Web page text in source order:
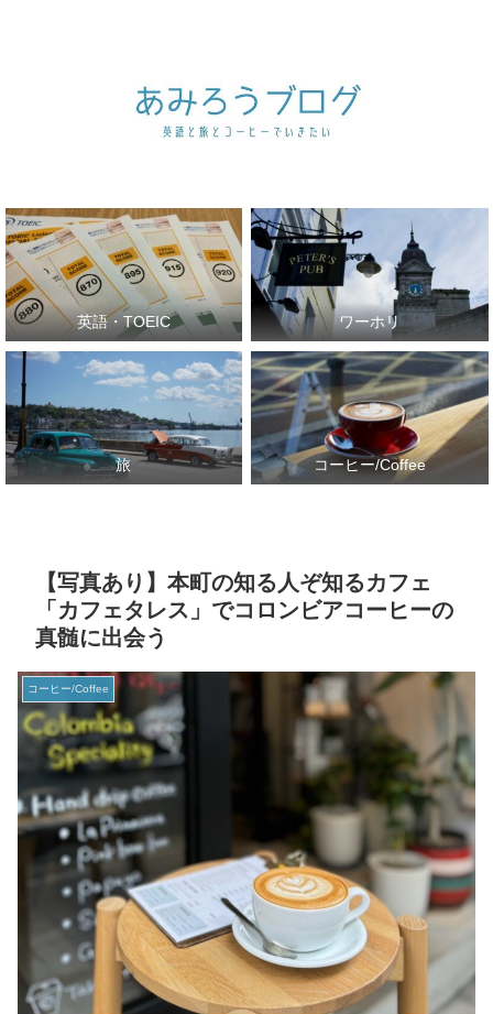
英語・TOEIC ワーホリ
旅 コーヒー/Coffee
【写真あり】本町の知る人ぞ知るカフェ
「カフェタレス」でコロンビアコーヒーの
真髄に出会う
コーヒー/Coffee